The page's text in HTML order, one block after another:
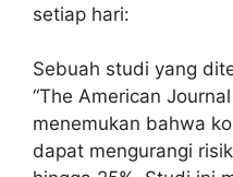
setiap hari:
Sebuah studi yang
“The American
menemukan bahwa
dapat mengurangi